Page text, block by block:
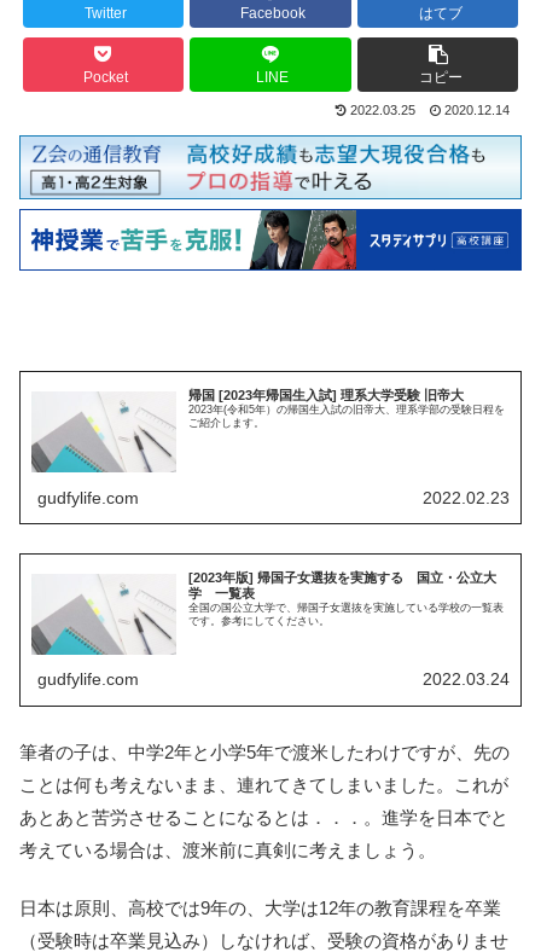
Twitter Facebook はてブ
Pocket LINE コピー
2022.03.25 2020.12.14
帰国 [2023年帰国生入試] 理系大学受験 旧帝大
2023年(令和5年）の帰国生入試の旧帝大、理系学部の受験日程を
ご紹介します。
gudfylife.com 2022.02.23
[2023年版] 帰国子女選抜を実施する 国立・公立大
学 一覧表
全国の国公立大学で、帰国子女選抜を実施している学校の一覧表
です。参考にしてください。
gudfylife.com 2022.03.24
筆者の子は、中学2年と小学5年で渡米したわけですが、先の
ことは何も考えないまま、連れてきてしまいました。これが
あとあと苦労させることになるとは．．．。進学を日本でと
考えている場合は、渡米前に真剣に考えましょう。
日本は原則、高校では9年の、大学は12年の教育課程を卒業
（受験時は卒業見込み）しなければ、受験の資格がありませ